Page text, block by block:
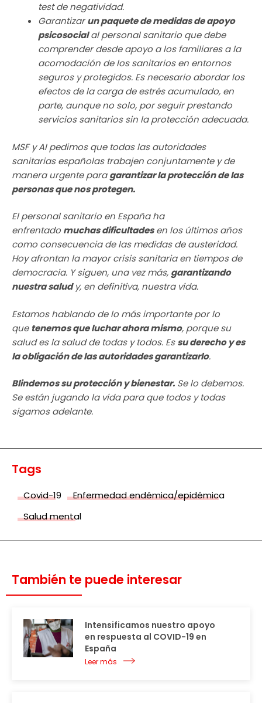
test de negatividad.
Garantizarun paquete de medidas de apoyo
psicosocialal personal sanitario que debe
comprender desde apoyo a los familiares a la
acomodación de los sanitarios en entornos
seguros y protegidos. Es necesario abordar los
efectos de la carga de estrés acumulado, en
parte, aunque no solo, por seguir prestando
servicios sanitarios sin la protección adecuada.
MSF y AI pedimos que todas las autoridades
sanitarias españolas trabajen conjuntamente y de
manera urgente paragarantizar la protección de las
personas que nos protegen.
El personal sanitario en España ha
enfrentado muchas dificultadesen los últimos años
como consecuencia de las medidas de austeridad.
Hoy afrontan la mayor crisis sanitaria en tiempos de
democracia. Y siguen, una vez más, garantizando
nuestra saludy, en definitiva, nuestra vida.
Estamos hablando de lo más importante por lo
que tenemos que luchar ahora mismo, porque su
salud es la salud de todas y todos. Essu derecho y es
la obligación de las autoridades garantizarlo.
Blindemos su protección y bienestar. Se lo debemos.
Se están jugando la vida para que todos y todas
sigamos adelante.
Tags
Covid-19
Enfermedad endémica/epidémica
Salud mental
También te puede interesar
Intensificamos nuestro apoyo
en respuesta al COVID-19 en
España
Leer más